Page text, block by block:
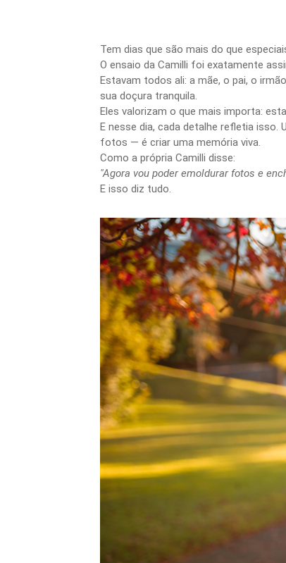
Tem dias que são mais do que
O ensaio da Camilli foi exatamente
Estavam todos ali: a mãe, o pai, o
sua doçura tranquila.
Eles valorizam o que mais importa:
E nesse dia, cada detalhe refletia
fotos — é criar uma memória viva.
Como a própria Camilli disse:
"Agora vou poder emoldurar fotos e
E isso diz tudo.